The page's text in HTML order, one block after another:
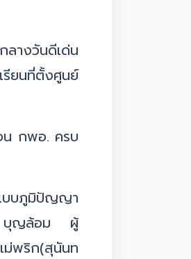
ลางวันดีเด่น
ยนที่ตั้งศูนย์
น กพอ. ครบ
บบภูมิปัญญา
มพ์ บุญล้อม ผู้
ม่พริก(สุนันท